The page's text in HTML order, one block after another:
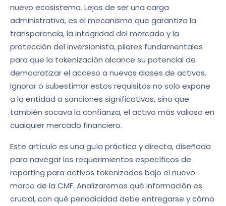
nuevo ecosistema. Lejos de ser una carga
administrativa, es el mecanismo que garantiza la
transparencia, la integridad del mercado y la
protección del inversionista, pilares fundamentales
para que la tokenización alcance su potencial de
democratizar el acceso a nuevas clases de activos.
Ignorar o subestimar estos requisitos no solo expone
a la entidad a sanciones significativas, sino que
también socava la confianza, el activo más valioso en
cualquier mercado financiero.
Este artículo es una guía práctica y directa, diseñada
para navegar los requerimientos específicos de
reporting para activos tokenizados bajo el nuevo
marco de la CMF. Analizaremos qué información es
crucial, con qué periodicidad debe entregarse y cómo